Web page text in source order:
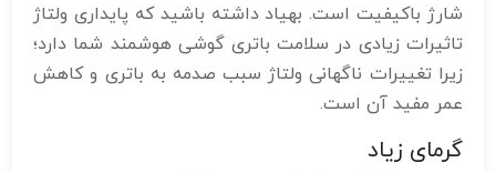
شارژ باکیفیت است. بهیاد داشته باشید که پایداری ولتاژ
تاثیرات زیادی در سلامت باتری گوشی هوشمند شما دارد؛
زیرا تغییرات ناگهانی ولتاژ سبب صدمه به باتری و کاهش
عمر مفید آن است.
گرمای زیاد